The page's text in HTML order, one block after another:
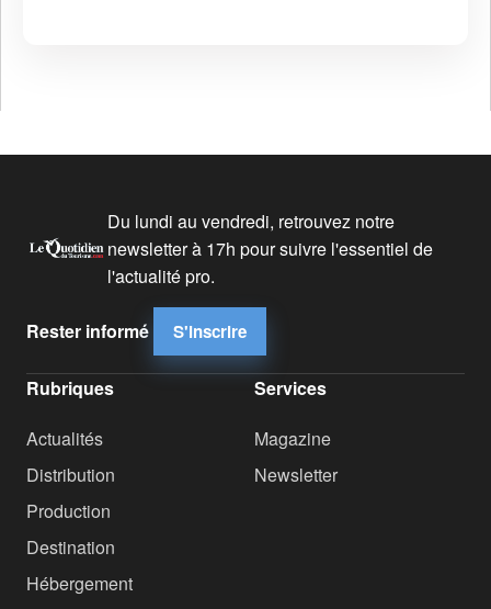
Du lundi au vendredi, retrouvez notre
newsletter à 17h pour suivre l'essentiel de
l'actualité pro.
Rester informé S'inscrire
Rubriques
Actualités
Distribution
Production
Destination
Hébergement
Services
Magazine
Newsletter